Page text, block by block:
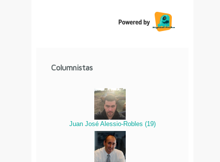
Columnistas
Juan José Alessio-Robles (19)